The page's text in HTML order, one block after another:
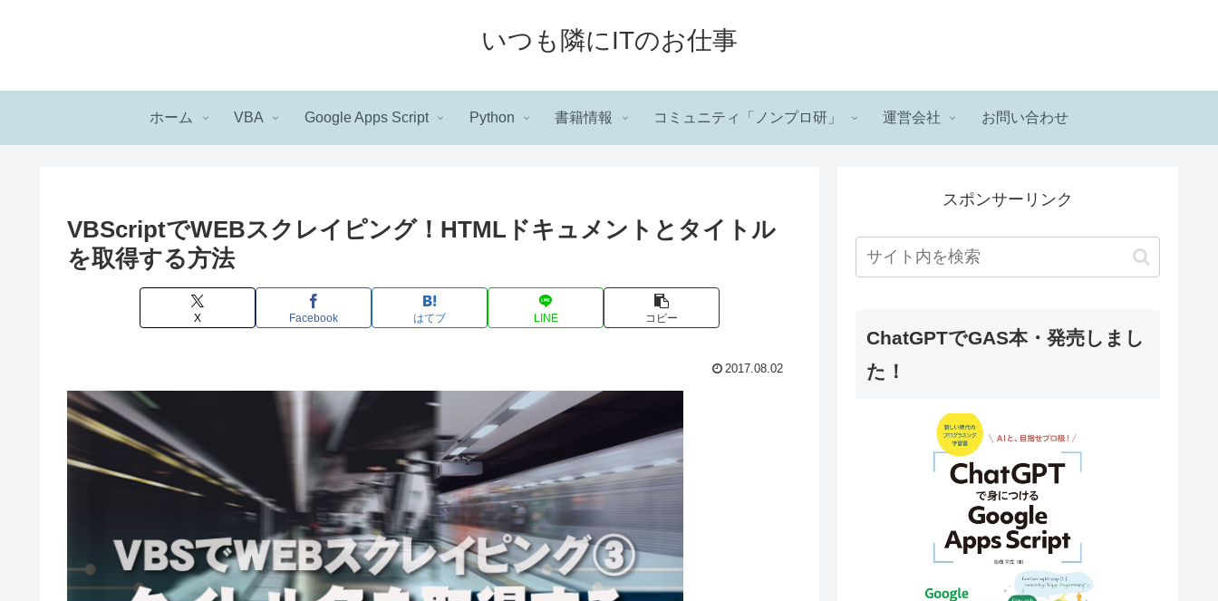
いつも隣にITのお仕事
ホーム VBA Google Apps Script Python 書籍情報 コミュニティ「ノンプロ研」 運営会社 お問い合わせ
VBScriptでWEBスクレイピング！HTMLドキュメントとタイトル
を取得する方法
X Facebook はてブ LINE コピー
2017.08.02
スポンサーリンク
ChatGPTでGAS本・発売しまし
た！